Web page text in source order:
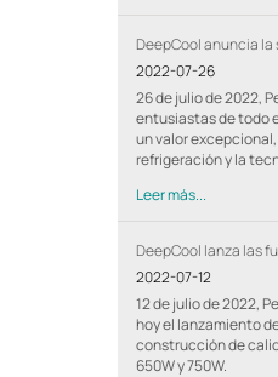
DeepCool anuncia la
2022-07-26
26 de julio de 2022,
entusiastas de todo
un valor
refrigeración y la
Leer más...
DeepCool lanza las
2022-07-12
12 de julio de 2022,
hoy el lanzamiento
construcción de
650W y 750W.